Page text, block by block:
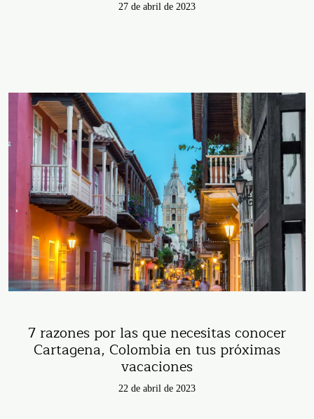
27 de abril de 2023
22 de abril de 2023
7 razones por las que necesitas conocer
Cartagena, Colombia en tus próximas
vacaciones